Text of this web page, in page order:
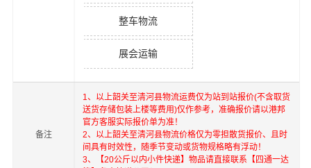
整车物流
展会运输
备注
1、以上韶关至清河县物流运费仅为站到站报价(不含取货
送货存储包装上楼等费用)仅作参考，准确报价请以港邦
官方客服实际报价单为准！
2、以上韶关至清河县物流价格仅为零担散货报价、且时
间具有时效性，随季节变动或货物规格略有浮动！
3、【20公斤以内小件快递】物品请直接联系【四通一达